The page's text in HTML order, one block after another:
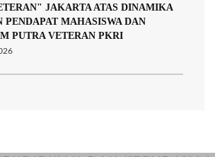
JAKARTA ATAS DINAMIKA
PENDAPAT MAHASISWA DAN
PUTRA VETERAN PKRI